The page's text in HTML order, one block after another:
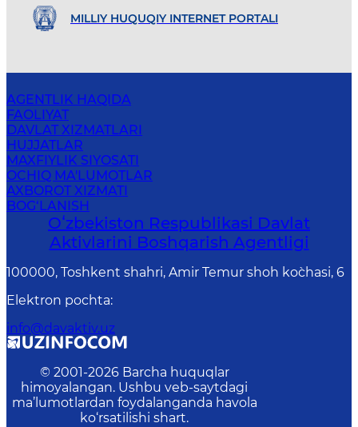
MILLIY HUQUQIY INTERNET PORTALI
AGENTLIK HAQIDA
FAOLIYAT
DAVLAT XIZMATLARI
HUJJATLAR
MAXFIYLIK SIYOSATI
OCHIQ MA'LUMOTLAR
AXBOROT XIZMATI
BOG‘LANISH
Oʻzbekiston Respublikasi Davlat
Aktivlarini Boshqarish Agentligi
100000, Toshkent shahri, Amir Temur shoh ko`chasi, 6
Elektron pochta:
info@davaktiv.uz
© 2001-2026 Barcha huquqlar
himoyalangan. Ushbu veb-saytdagi
ma’lumotlardan foydalanganda havola
ko‘rsatilishi shart.